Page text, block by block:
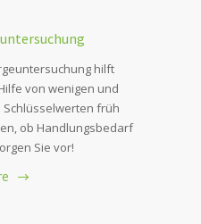
hilft
von wenigen und
Schlüsselwerten früh
ob Handlungsbedarf
Sie vor!